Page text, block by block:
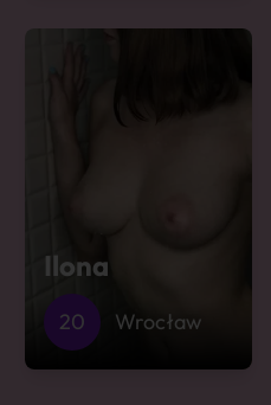
Ilona
20 Wrocław